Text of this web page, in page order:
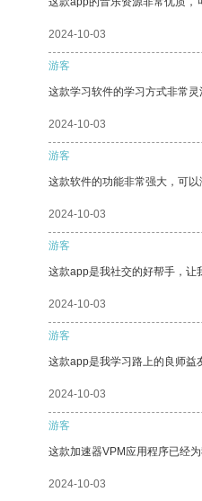
2024-10-03
游客
这款学习软件的学习方式非常
2024-10-03
游客
这款软件的功能非常强大，可以
2024-10-03
游客
这款app是我社交的好帮手，让
2024-10-03
游客
这款app是我学习路上的良师益
2024-10-03
游客
这款加速器VPM应用程序已经
2024-10-03